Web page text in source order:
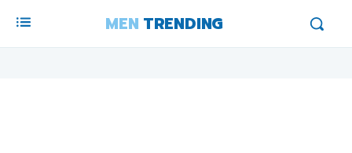
MEN TRENDING